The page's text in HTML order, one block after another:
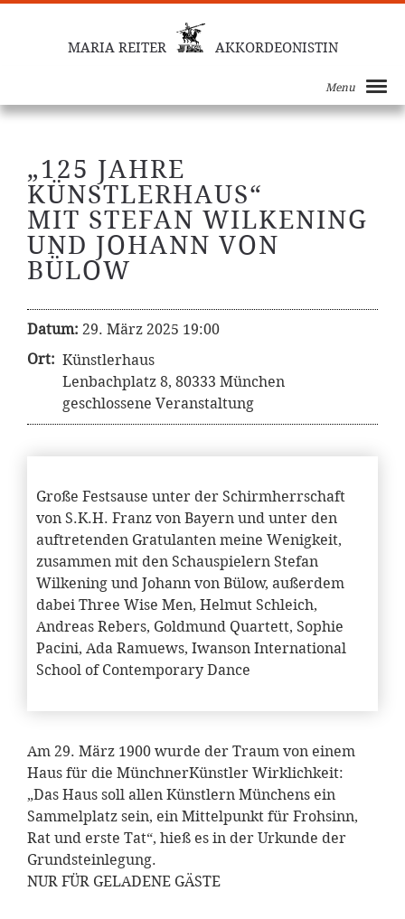
MARIA REITER AKKORDEONISTIN
Menu
„125 JAHRE
KÜNSTLERHAUS“
MIT STEFAN WILKENING
UND JOHANN VON
BÜLOW
Datum: 29. März 2025 19:00
Ort: Künstlerhaus
Lenbachplatz 8, 80333 München
geschlossene Veranstaltung
Große Festsause unter der Schirmherrschaft
von S.K.H. Franz von Bayern und unter den
auftretenden Gratulanten meine Wenigkeit,
zusammen mit den Schauspielern Stefan
Wilkening und Johann von Bülow, außerdem
dabei Three Wise Men, Helmut Schleich,
Andreas Rebers, Goldmund Quartett, Sophie
Pacini, Ada Ramuews, Iwanson International
School of Contemporary Dance
Am 29. März 1900 wurde der Traum von einem
Haus für die MünchnerKünstler Wirklichkeit:
„Das Haus soll allen Künstlern Münchens ein
Sammelplatz sein, ein Mittelpunkt für Frohsinn,
Rat und erste Tat“, hieß es in der Urkunde der
Grundsteinlegung.
NUR FÜR GELADENE GÄSTE